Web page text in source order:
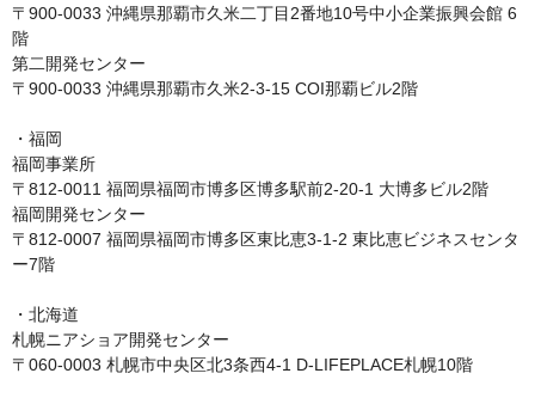
〒900-0033 沖縄県那覇市久米二丁目2番地10号中小企業振興会館 6
階
第二開発センター
〒900-0033 沖縄県那覇市久米2-3-15 COI那覇ビル2階
・福岡
福岡事業所
〒812-0011 福岡県福岡市博多区博多駅前2-20-1 大博多ビル2階
福岡開発センター
〒812-0007 福岡県福岡市博多区東比恵3-1-2 東比恵ビジネスセンタ
ー7階
・北海道
札幌ニアショア開発センター
〒060-0003 札幌市中央区北3条西4-1 D-LIFEPLACE札幌10階